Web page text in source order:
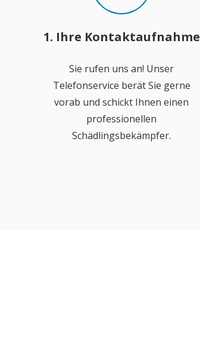
1. Ihre Kontaktaufnahme
Sie rufen uns an! Unser
Telefonservice berät Sie gerne
vorab und schickt Ihnen einen
professionellen
Schädlingsbekämpfer.